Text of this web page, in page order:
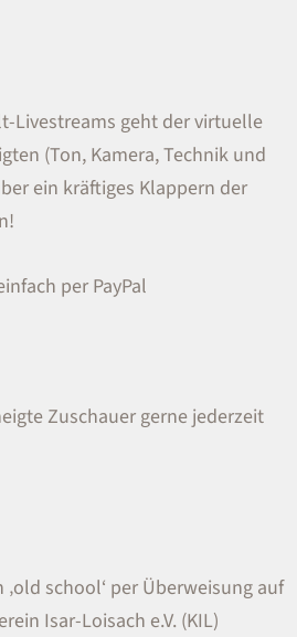
Livestreams geht der virtuelle
(Ton, Kamera, Technik und
ein kräftiges Klappern der
per PayPal
Zuschauer gerne jederzeit
school‘ per Überweisung auf
Isar-Loisach e.V. (KIL)